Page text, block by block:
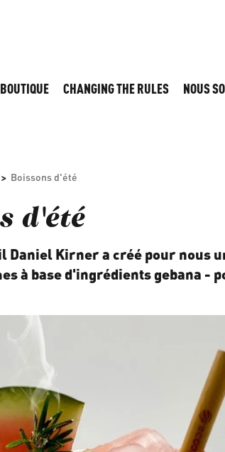
BOUTIQUE CHANGING THE RULES NOUS
> Boissons d'été
d'été
Daniel Kirner a créé pour nous
à base d'ingrédients gebana -